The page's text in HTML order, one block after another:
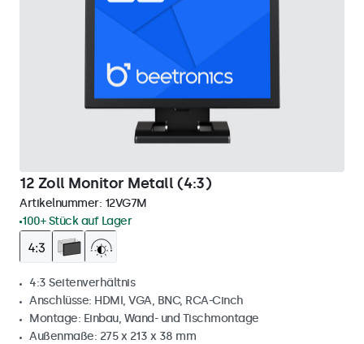
12 Zoll Monitor Metall (4:3)
Artikelnummer: 12VG7M
100+ Stück auf Lager
4:3 Seitenverhältnis
Anschlüsse: HDMI, VGA, BNC, RCA-Cinch
Montage: Einbau, Wand- und Tischmontage
Außenmaße: 275 x 213 x 38 mm